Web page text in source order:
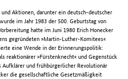
Aktionen, darunter ein deutsch-deutscher
im Jahr 1983 der 500. Geburtstag von
hatte im Juni 1980 Erich Honecker
gegründeten »Martin-Luther-Komitees«
eine Wende in der Erinnerungspolitik:
reaktionärer »Fürstenknecht« und Gegenstück
Aufklärer und frühbürgerlicher Revolutionär
die gesellschaftliche Gesetzmäßigkeit